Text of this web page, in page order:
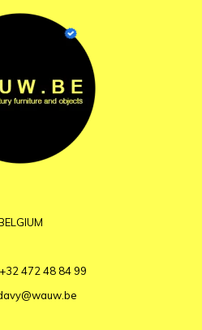
+32 472 48 84 99